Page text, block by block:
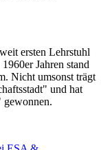
ersten Lehrstuhl
Jahren stand
Nicht umsonst trägt
und hat